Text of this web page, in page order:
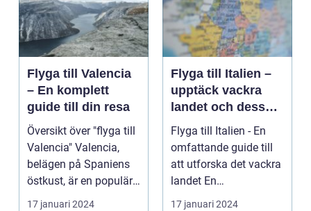
Flyga till Valencia
– En komplett
guide till din resa
Översikt över "flyga till
Valencia" Valencia,
belägen på Spaniens
östkust, är en populär
destinatio...
17 januari 2024
Flyga till Italien –
upptäck vackra
landet och dess
mångfald
Flyga till Italien - En
omfattande guide till
att utforska det vackra
landet En
övergripande, grun...
17 januari 2024